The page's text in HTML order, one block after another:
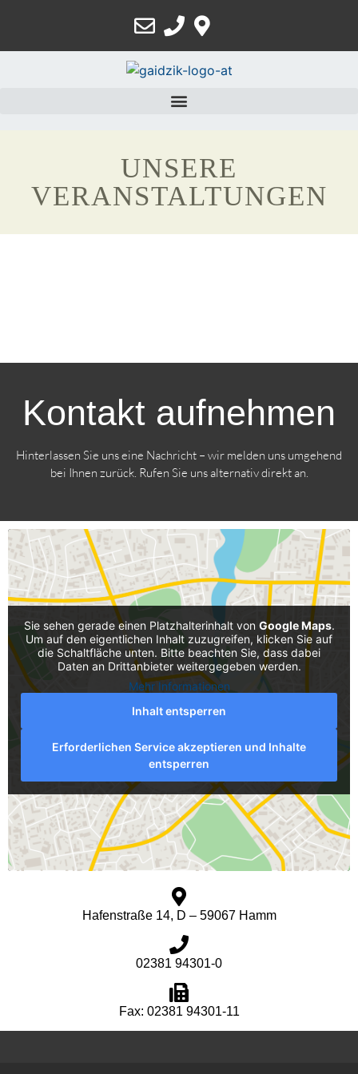
UNSERE
VERANSTALTUNGEN
Kontakt aufnehmen
Hinterlassen Sie uns eine Nachricht – wir melden uns umgehend
bei Ihnen zurück. Rufen Sie uns alternativ direkt an.
Sie sehen gerade einen Platzhalterinhalt von Google Maps.
Um auf den eigentlichen Inhalt zuzugreifen, klicken Sie auf
die Schaltfläche unten. Bitte beachten Sie, dass dabei
Daten an Drittanbieter weitergegeben werden.
Mehr Informationen
Inhalt entsperren
Erforderlichen Service akzeptieren und Inhalte
entsperren
Hafenstraße 14, D – 59067 Hamm
02381 94301-0
Fax: 02381 94301-11